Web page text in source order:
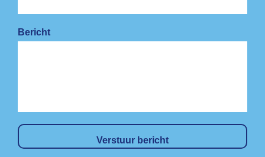
Bericht